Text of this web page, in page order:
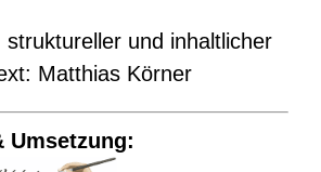
struktureller und inhaltlicher
Matthias Körner
Umsetzung: